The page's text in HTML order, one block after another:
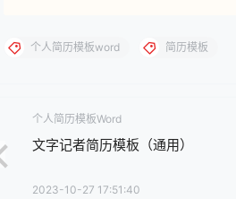
个人简历模板word 简历模板
个人简历模板Word
文字记者简历模板（通用）
2023-10-27 17:51:40